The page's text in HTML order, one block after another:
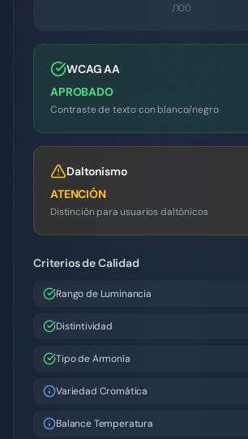
/100
WCAG AA
APROBADO
Contraste de texto con blanco/negro
Daltonismo
ATENCIÓN
Distinción para usuarios daltónicos
Criterios de Calidad
Rango de Luminancia
Distintividad
Tipo de Armonía
Variedad Cromática
Balance Temperatura